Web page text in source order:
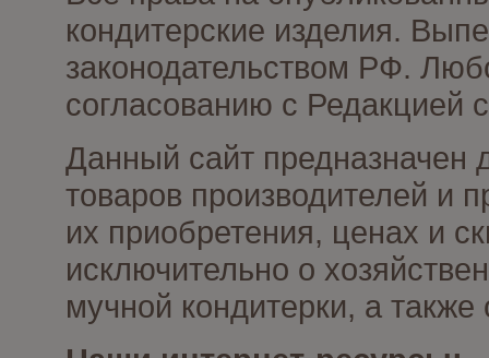
кондитерские изделия.
законодательством РФ.
согласованию с Редакцией
Данный сайт предназначен
товаров производителей и
их приобретения, ценах и
исключительно о
мучной кондитерки, а